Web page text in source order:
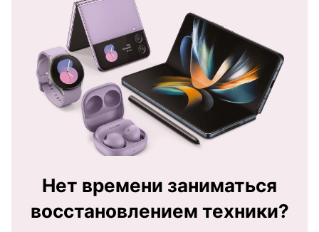
Нет времени заниматься
восстановлением техники?